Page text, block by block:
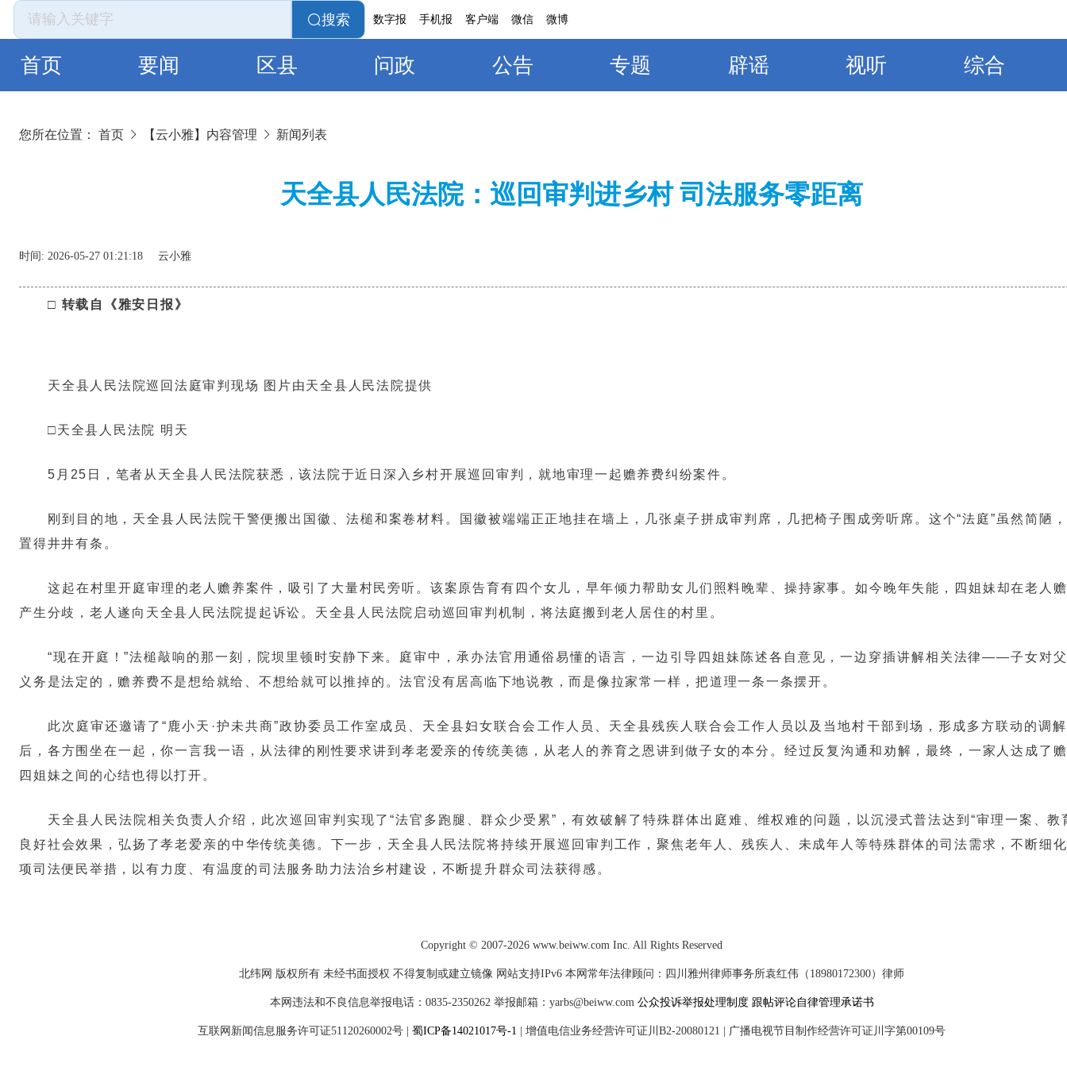
搜索 数字报 手机报 客户端 微信 微博
首页 要闻 区县 问政 公告 专题 辟谣 视听 综合
您所在位置： 首页 【云小雅】内容管理 新闻列表
天全县人民法院：巡回审判进乡村 司法服务零距离
时间: 2026-05-27 01:21:18 云小雅
□ 转载自《雅安日报》
天全县人民法院巡回法庭审判现场 图片由天全县人民法院提供
□天全县人民法院 明天
5月25日，笔者从天全县人民法院获悉，该法院于近日深入乡村开展巡回审判，就地审理一起赡养费纠纷案件。
刚到目的地，天全县人民法院干警便搬出国徽、法槌和案卷材料。国徽被端端正正地挂在墙上，几张桌子拼成审判席，几把椅子围成旁听席。这个“法庭”虽然简陋
置得井井有条。
这起在村里开庭审理的老人赡养案件，吸引了大量村民旁听。该案原告育有四个女儿，早年倾力帮助女儿们照料晚辈、操持家事。如今晚年失能，四姐妹却在老人
产生分歧，老人遂向天全县人民法院提起诉讼。天全县人民法院启动巡回审判机制，将法庭搬到老人居住的村里。
“现在开庭！”法槌敲响的那一刻，院坝里顿时安静下来。庭审中，承办法官用通俗易懂的语言，一边引导四姐妹陈述各自意见，一边穿插讲解相关法律——子女对
义务是法定的，赡养费不是想给就给、不想给就可以推掉的。法官没有居高临下地说教，而是像拉家常一样，把道理一条一条摆开。
此次庭审还邀请了“鹿小天·护未共商”政协委员工作室成员、天全县妇女联合会工作人员、天全县残疾人联合会工作人员以及当地村干部到场，形成多方联动的调
后，各方围坐在一起，你一言我一语，从法律的刚性要求讲到孝老爱亲的传统美德，从老人的养育之恩讲到做子女的本分。经过反复沟通和劝解，最终，一家人达成了
四姐妹之间的心结也得以打开。
天全县人民法院相关负责人介绍，此次巡回审判实现了“法官多跑腿、群众少受累”，有效破解了特殊群体出庭难、维权难的问题，以沉浸式普法达到“审理一案、教
良好社会效果，弘扬了孝老爱亲的中华传统美德。下一步，天全县人民法院将持续开展巡回审判工作，聚焦老年人、残疾人、未成年人等特殊群体的司法需求，不断细
项司法便民举措，以有力度、有温度的司法服务助力法治乡村建设，不断提升群众司法获得感。
Copyright © 2007-2026 www.beiww.com Inc. All Rights Reserved
北纬网 版权所有 未经书面授权 不得复制或建立镜像 网站支持IPv6 本网常年法律顾问：四川雅州律师事务所袁红伟（18980172300）律师
本网违法和不良信息举报电话：0835-2350262 举报邮箱：yarbs@beiww.com 公众投诉举报处理制度 跟帖评论自律管理承诺书
互联网新闻信息服务许可证51120260002号 蜀ICP备14021017号-1 增值电信业务经营许可证川B2-20080121 广播电视节目制作经营许可证川字第00109号